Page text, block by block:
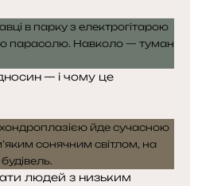
— і чому це
людей з низьким